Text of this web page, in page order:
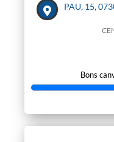
PAU, 15,
Bons